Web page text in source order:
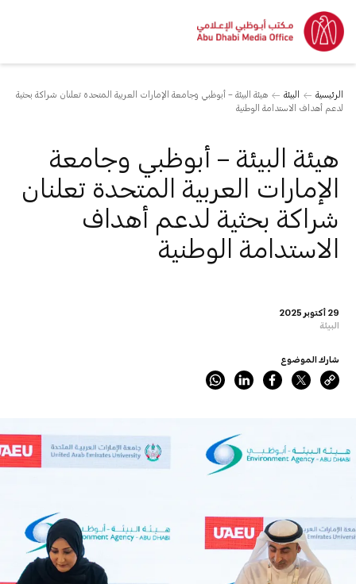
الرئيسية البيئة
هيئة البيئة – أبوظبي وجامعة الإمارات العربية المتحدة تعلنان شراكة بحثية
لدعم أهداف الاستدامة الوطنية
29 أكتوبر 2025
البيئة
هيئة البيئة – أبوظبي وجامعة
الإمارات العربية المتحدة تعلنان
شراكة بحثية لدعم أهداف
الاستدامة الوطنية
شارك الموضوع